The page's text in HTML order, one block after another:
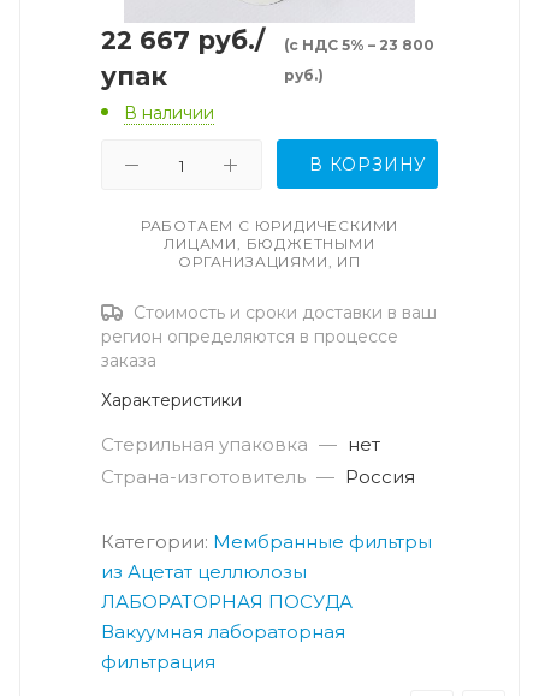
22 667 руб./
упак
(с НДС 5% – 23 800
руб.)
В наличии
В КОРЗИНУ
РАБОТАЕМ С ЮРИДИЧЕСКИМИ
ЛИЦАМИ, БЮДЖЕТНЫМИ
ОРГАНИЗАЦИЯМИ, ИП
Стоимость и сроки доставки в ваш
регион определяются в процессе
заказа
Характеристики
Стерильная упаковка — нет
Страна-изготовитель — Россия
Категории: Мембранные фильтры
из Ацетат целлюлозы
ЛАБОРАТОРНАЯ ПОСУДА
Вакуумная лабораторная
фильтрация